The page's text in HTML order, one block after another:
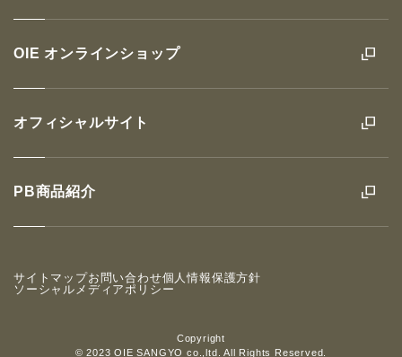
OIE オンラインショップ
オフィシャルサイト
PB商品紹介
Copyright
© 2023 OIE SANGYO co.,ltd. All Rights Reserved.
サイトマップお問い合わせ個人情報保護方針
ソーシャルメディアポリシー